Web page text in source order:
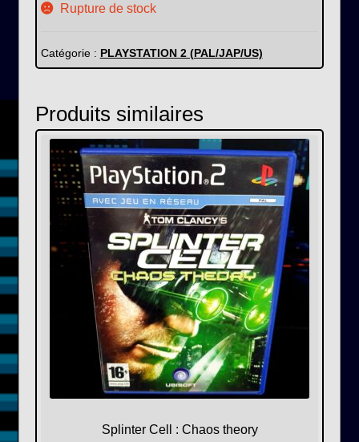
Rupture de stock
Catégorie : PLAYSTATION 2 (PAL/JAP/US)
Produits similaires
Splinter Cell : Chaos theory